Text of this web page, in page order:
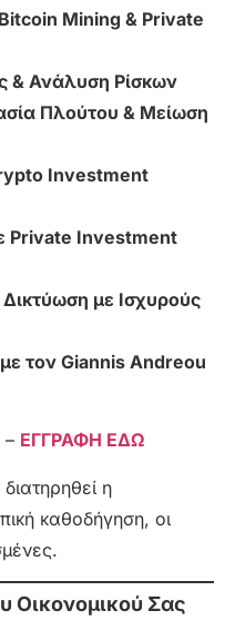
Mining & Private
& Ανάλυση Ρίσκων
Πλούτου & Μείωση
Investment
Private Investment
με Ισχυρούς
τον Giannis Andreou
– ΕΓΓΡΑΦΗ ΕΔΩ
η
καθοδήγηση, οι
Οικονομικού Σας